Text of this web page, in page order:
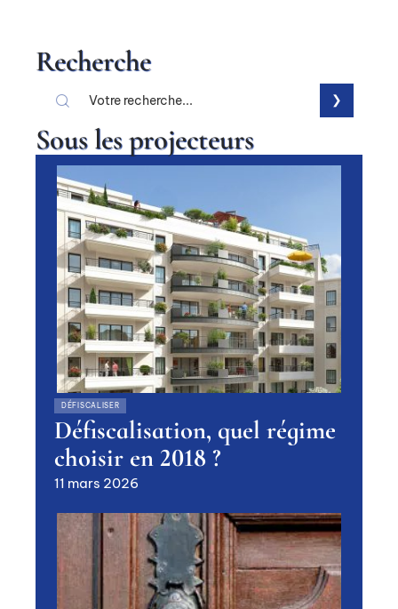
Recherche
Sous les projecteurs
DÉFISCALISER
Défiscalisation, quel régime
choisir en 2018 ?
11 mars 2026